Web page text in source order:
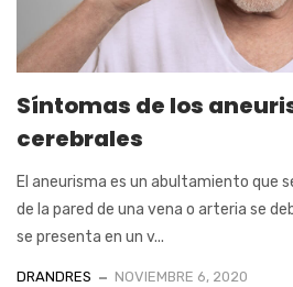
Síntomas de los
cerebrales
El aneurisma es un abultamiento que
de la pared de una vena o arteria se
se presenta en un v...
DRANDRES NOVIEMBRE 6, 2020